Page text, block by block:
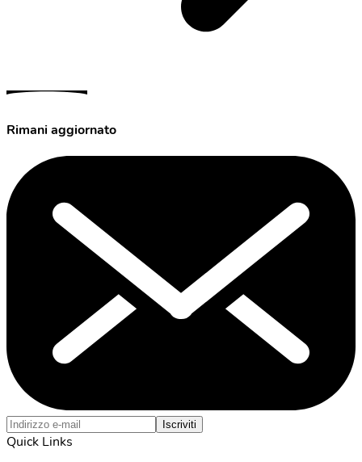
Rimani aggiornato
Iscriviti
Quick Links